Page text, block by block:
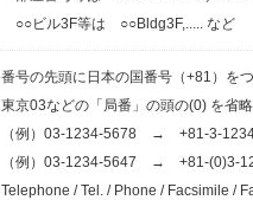
○○ビル3F等は ○○Bldg3F,..... など
番号の先頭に日本の国番号（+81）をつ
東京03などの「局番」の頭の(0) を省略
（例）03-1234-5678 → +81-3-
（例）03-1234-5647 → +81-(0)3-
Telephone / Tel. / Phone / Facsimile /